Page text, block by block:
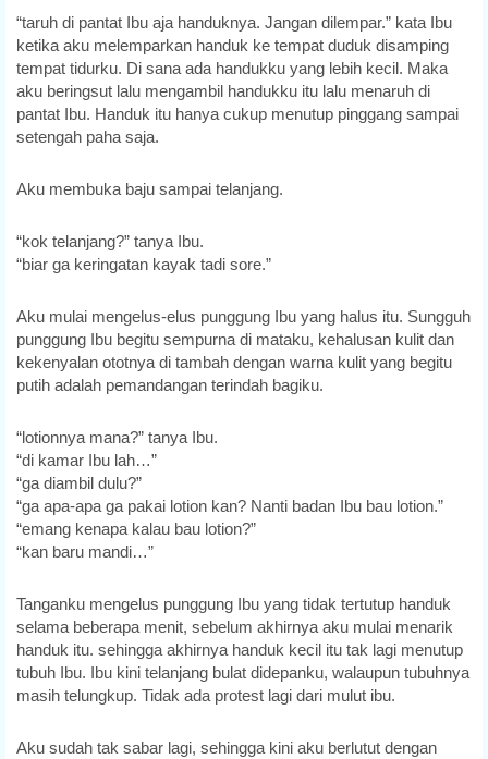
“taruh di pantat Ibu aja handuknya. Jangan dilempar.” kata Ibu
ketika aku melemparkan handuk ke tempat duduk disamping
tempat tidurku. Di sana ada handukku yang lebih kecil. Maka
aku beringsut lalu mengambil handukku itu lalu menaruh di
pantat Ibu. Handuk itu hanya cukup menutup pinggang sampai
setengah paha saja.
Aku membuka baju sampai telanjang.
“kok telanjang?” tanya Ibu.
“biar ga keringatan kayak tadi sore.”
Aku mulai mengelus-elus punggung Ibu yang halus itu. Sungguh
punggung Ibu begitu sempurna di mataku, kehalusan kulit dan
kekenyalan ototnya di tambah dengan warna kulit yang begitu
putih adalah pemandangan terindah bagiku.
“lotionnya mana?” tanya Ibu.
“di kamar Ibu lah…”
“ga diambil dulu?”
“ga apa-apa ga pakai lotion kan? Nanti badan Ibu bau lotion.”
“emang kenapa kalau bau lotion?”
“kan baru mandi…”
Tanganku mengelus punggung Ibu yang tidak tertutup handuk
selama beberapa menit, sebelum akhirnya aku mulai menarik
handuk itu. sehingga akhirnya handuk kecil itu tak lagi menutup
tubuh Ibu. Ibu kini telanjang bulat didepanku, walaupun tubuhnya
masih telungkup. Tidak ada protest lagi dari mulut ibu.
Aku sudah tak sabar lagi, sehingga kini aku berlutut dengan